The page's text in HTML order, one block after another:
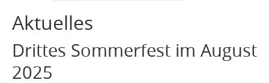
Interessenten
Aktuelles
Drittes Sommerfest im August
2025